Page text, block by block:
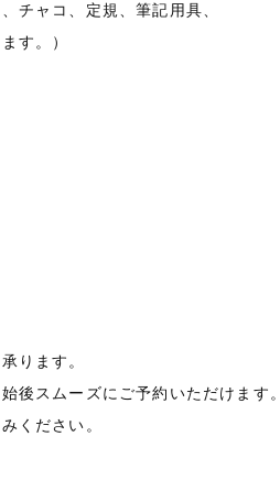
チャコ、定規、筆記用具、
す。）
ります。
後スムーズにご予約いただけます。
ください。